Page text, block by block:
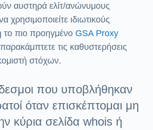
αυστηρά ελίτ/ανώνυμους
χρησιμοποιείτε ιδιωτικούς
πιο προηγμένο GSA Proxy
τις καθυστερήσεις
στόχων.
που υποβλήθηκαν
όταν επισκέπτομαι μη
κύρια σελίδα whois ή